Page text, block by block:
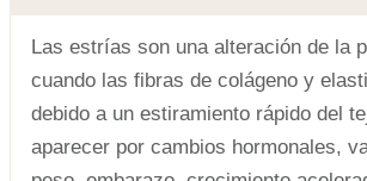
Las estrías son una alteración de la
cuando las fibras de colágeno y
debido a un estiramiento rápido del
aparecer por cambios hormonales,